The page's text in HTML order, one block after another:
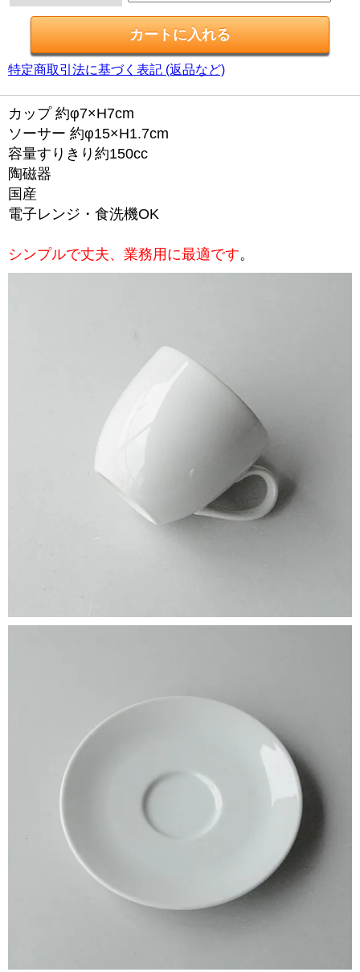
特定商取引法に基づく表記 (返品など)
カップ 約φ7×H7cm
ソーサー 約φ15×H1.7cm
容量すりきり約150cc
陶磁器
国産
電子レンジ・食洗機OK
シンプルで丈夫、業務用に最適です。